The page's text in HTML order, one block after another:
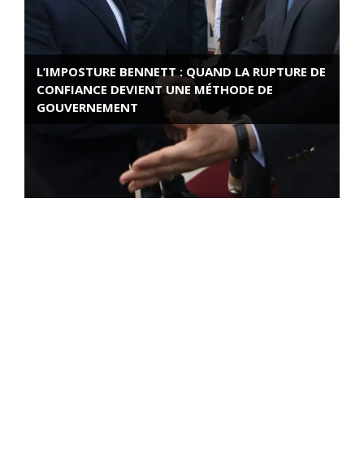
L’IMPOSTURE BENNETT : QUAND LA RUPTURE DE
CONFIANCE DEVIENT UNE MÉTHODE DE
GOUVERNEMENT
ROSE VALLAND, HEROÏNE DE LA RESISTANCE